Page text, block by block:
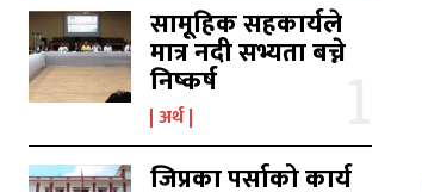
सामूहिक सहकार्यले
मात्र नदी सभ्यता बच्ने
निष्कर्ष
अर्थ
जिप्रका पर्साको कार्य